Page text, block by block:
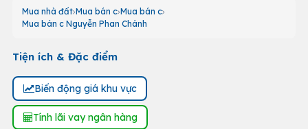
Mua nhà đất Mua bán c Mua bán c
Mua bán c Nguyễn Phan Chánh
Tiện ích & Đặc điểm
Biến động giá khu vực
Tính lãi vay ngân hàng